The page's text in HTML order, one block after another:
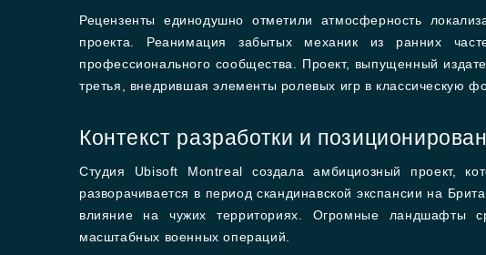
Рецензенты единодушно отметили атмосферность
проекта. Реанимация забытых механик из ранних
профессионального сообщества. Проект, выпущенный
третья, внедрившая элементы ролевых игр в классическую
Контекст разработки и
Студия Ubisoft Montreal создала амбициозный проект,
разворачивается в период скандинавской экспансии на
влияние на чужих территориях. Огромные ландшафты
масштабных военных операций.